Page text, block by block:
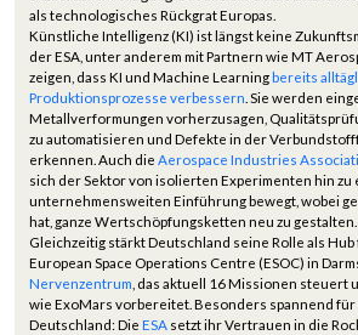
als technologisches Rückgrat Europas.
Künstliche Intelligenz (KI) ist längst keine
der ESA, unter anderem mit Partnern wie MT
zeigen, dass KI und Machine Learningbereits
Produktionsprozesse verbessern . Sie werden
Metallverformungen vorherzusagen,
zu automatisieren und Defekte in der
erkennen. Auch die Aerospace Industries
sich der Sektor von isolierten Experimenten hin zu
unternehmensweiten Einführung bewegt, wobei
hat, ganze Wertschöpfungsketten neu zu gestalten.
Gleichzeitig stärkt Deutschland seine Rolle als Hub
European Space Operations Centre (ESOC) in
Nervenzentrum , das aktuell 16 Missionen steuert
wie ExoMars vorbereitet. Besonders spannend für
Deutschland: Die ESA setzt ihr Vertrauen in die